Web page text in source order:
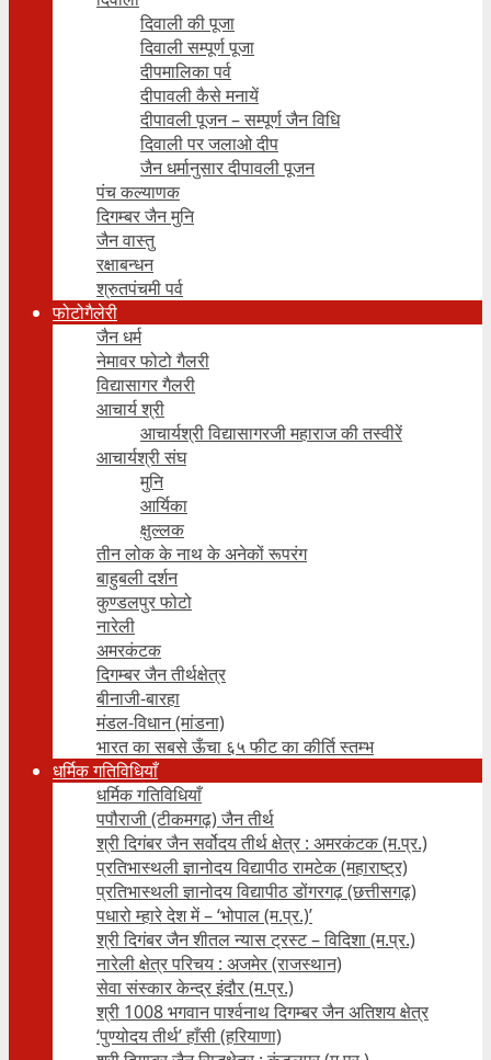
दिवाली की पूजा
दिवाली सम्पूर्ण पूजा
दीपमालिका पर्व
दीपावली कैसे मनायें
दीपावली पूजन – सम्पूर्ण जैन विधि
दिवाली पर जलाओ दीप
जैन धर्मानुसार दीपावली पूजन
पंच कल्याणक
दिगम्बर जैन मुनि
जैन वास्तु
रक्षाबन्धन
श्रुतपंचमी पर्व
फोटोगैलेरी
जैन धर्म
नेमावर फोटो गैलरी
विद्यासागर गैलरी
आचार्य श्री
आचार्यश्री विद्यासागरजी महाराज की तस्वीरें
आचार्यश्री संघ
मुनि
आर्यिका
क्षुल्लक
तीन लोक के नाथ के अनेकों रूपरंग
बाहुबली दर्शन
कुण्डलपुर फोटो
नारेली
अमरकंटक
दिगम्बर जैन तीर्थक्षेत्र
बीनाजी-बारहा
मंडल-विधान (मांडना)
भारत का सबसे ऊँचा ६५ फीट का कीर्ति स्तम्भ
धर्मिक गतिविधियाँ
धर्मिक गतिविधियाँ
पपौराजी (टीकमगढ़) जैन तीर्थ
श्री दिगंबर जैन सर्वोदय तीर्थ क्षेत्र : अमरकंटक (म.प्र.)
प्रतिभास्थली ज्ञानोदय विद्यापीठ रामटेक (महाराष्ट्र)
प्रतिभास्थली ज्ञानोदय विद्यापीठ डोंगरगढ़ (छत्तीसगढ़)
पधारो म्हारे देश में – ‘भोपाल (म.प्र.)’
श्री दिगंबर जैन शीतल न्यास ट्रस्ट – विदिशा (म.प्र.)
नारेली क्षेत्र परिचय : अजमेर (राजस्थान)
सेवा संस्कार केन्द्र इंदौर (म.प्र.)
श्री 1008 भगवान पार्श्वनाथ दिगम्बर जैन अतिशय क्षे‍त्र
‘पुण्योदय तीर्थ’ हाँसी (हरियाणा)